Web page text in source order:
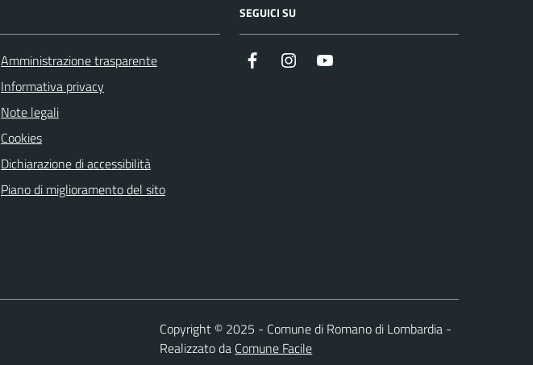
Amministrazione trasparente
Informativa privacy
Note legali
Cookies
Dichiarazione di accessibilità
Piano di miglioramento del sito
SEGUICI SU
Facebook Instagram
Copyright © 2025 - Comune di Romano di Lombardia -
Realizzato da Comune Facile